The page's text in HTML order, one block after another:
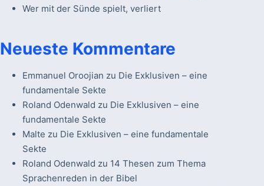
Wer mit der Sünde spielt, verliert
Neueste Kommentare
Emmanuel Oroojian zu Die Exklusiven – eine
fundamentale Sekte
Roland Odenwald zu Die Exklusiven – eine
fundamentale Sekte
Malte zu Die Exklusiven – eine fundamentale
Sekte
Roland Odenwald zu 14 Thesen zum Thema
Sprachenreden in der Bibel